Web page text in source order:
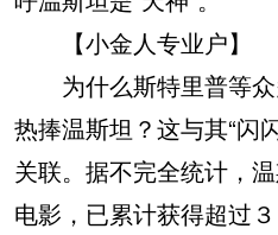
【小金人专业户】
为什么斯特里普等众
热捧温斯坦？这与其“闪
关联。据不完全统计，
电影，已累计获得超过